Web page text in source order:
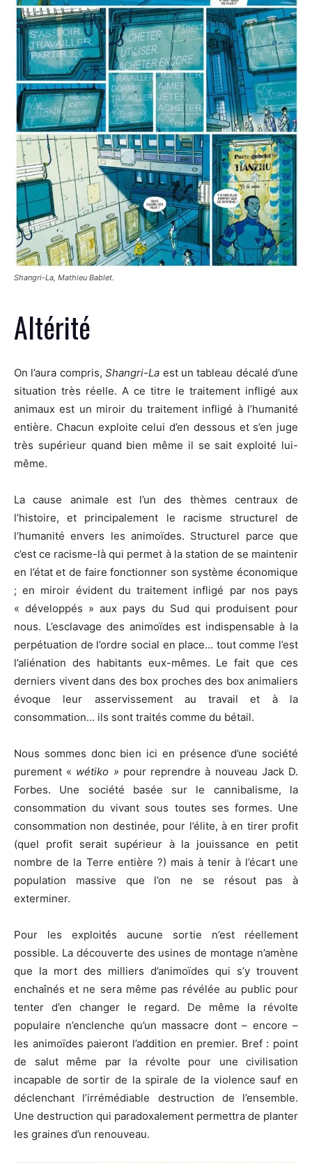
Shangri-La, Mathieu Bablet.
Altérité
On l’aura compris,Shangri-La est un tableau décalé d’une
situation très réelle. A ce titre le traitement infligé aux
animaux est un miroir du traitement infligé à l’humanité
entière. Chacun exploite celui d’en dessous et s’en juge
très supérieur quand bien même il se sait exploité lui-
même.
La cause animale est l’un des thèmes centraux de
l’histoire, et principalement le racisme structurel de
l’humanité envers les animoïdes. Structurel parce que
c’est ce racisme-là qui permet à la station de se maintenir
en l’état et de faire fonctionner son système économique
; en miroir évident du traitement infligé par nos pays
« développés » aux pays du Sud qui produisent pour
nous. L’esclavage des animoïdes est indispensable à la
perpétuation de l’ordre social en place… tout comme l’est
l’aliénation des habitants eux-mêmes. Le fait que ces
derniers vivent dans des box proches des box animaliers
évoque leur asservissement au travail et à la
consommation… ils sont traités comme du bétail.
Nous sommes donc bien ici en présence d’une société
purement « wétiko » pour reprendre à nouveau Jack D.
Forbes. Une société basée sur le cannibalisme, la
consommation du vivant sous toutes ses formes. Une
consommation non destinée, pour l’élite, à en tirer profit
(quel profit serait supérieur à la jouissance en petit
nombre de la Terre entière ?) mais à tenir à l’écart une
population massive que l’on ne se résout pas à
exterminer.
Pour les exploités aucune sortie n’est réellement
possible. La découverte des usines de montage n’amène
que la mort des milliers d’animoïdes qui s’y trouvent
enchaînés et ne sera même pas révélée au public pour
tenter d’en changer le regard. De même la révolte
populaire n’enclenche qu’un massacre dont – encore –
les animoïdes paieront l’addition en premier. Bref : point
de salut même par la révolte pour une civilisation
incapable de sortir de la spirale de la violence sauf en
déclenchant l’irrémédiable destruction de l’ensemble.
Une destruction qui paradoxalement permettra de planter
les graines d’un renouveau.